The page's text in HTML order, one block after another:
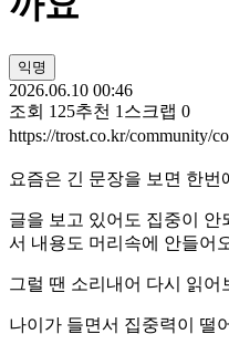
익명
2026.06.10 00:46
조회 125추천 1 스크랩 0
https://trost.co.kr/community/
요즘은 긴 문장을 보면 한번
글을 보고 있어도 집중이 안
서 내용도 머리속에 안들어
그럴 땐 소리내어 다시 읽어
나이가 들면서 집중력이 떨